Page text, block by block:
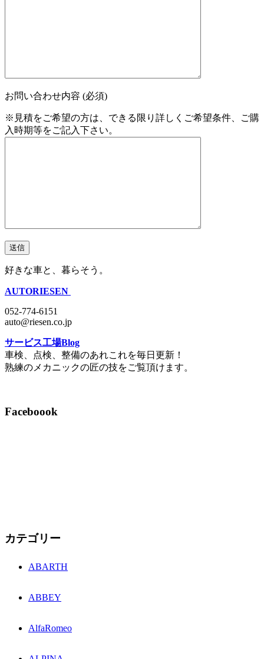
お問い合わせ内容 (必須)
※見積をご希望の方は、できる限り詳しくご希望条件、ご購
入時期等をご記入下さい。
好きな車と、暮らそう。
AUTORIESEN
052-774-6151
auto@riesen.co.jp
サービス工場Blog
車検、点検、整備のあれこれを毎日更新！
熟練のメカニックの匠の技をご覧頂けます。
Faceboook
カテゴリー
ABARTH
ABBEY
AlfaRomeo